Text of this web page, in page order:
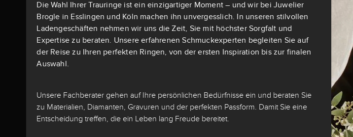
Die Wahl Ihrer Trauringe ist ein einzigartiger Moment – und wir bei Juwelier
Brogle in Esslingen und Köln machen ihn unvergesslich. In unseren stilvollen
Ladengeschäften nehmen wir uns die Zeit, Sie mit höchster Sorgfalt und
Expertise zu beraten. Unsere erfahrenen Schmuckexperten begleiten Sie auf
der Reise zu Ihren perfekten Ringen, von der ersten Inspiration bis zur finalen
Auswahl.
Unsere Fachberater gehen auf Ihre persönlichen Bedürfnisse ein und beraten Sie
zu Materialien, Diamanten, Gravuren und der perfekten Passform. Damit Sie eine
Entscheidung treffen, die ein Leben lang Freude bereitet.